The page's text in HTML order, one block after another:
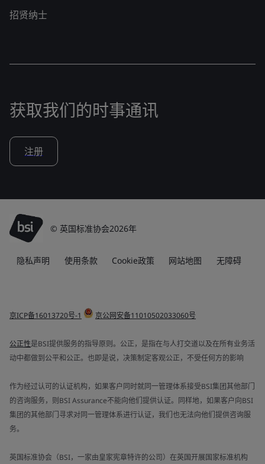
招贤纳士
获取我们的时事通讯
注册
© 英国标准协会2026年
隐私声明 使用条款 Cookie政策 网站地图 无障碍
京ICP备16013720号-1 京公网安备11010502033060号
公正性是BSI提供服务的指导原则。公正，是指在与人打交道以及在所有业务活
动中都做到公平和公正。也即是说，决策制定客观公正，不受任何方的影响
作为经过认可的认证机构，如果客户同时就同一管理体系接受BSI集团其他部门
的咨询服务，则BSI Assurance不能向他们提供认证。同样地，如果客户向BSI
集团的其他部门寻求对同一管理体系进行认证，我们也无法向他们提供咨询服
务。
英国标准协会（BSI，一家由皇家宪章特许的公司）在英国开展国家标准机构